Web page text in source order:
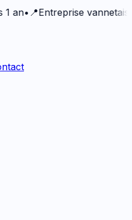
Entreprise vannetaise